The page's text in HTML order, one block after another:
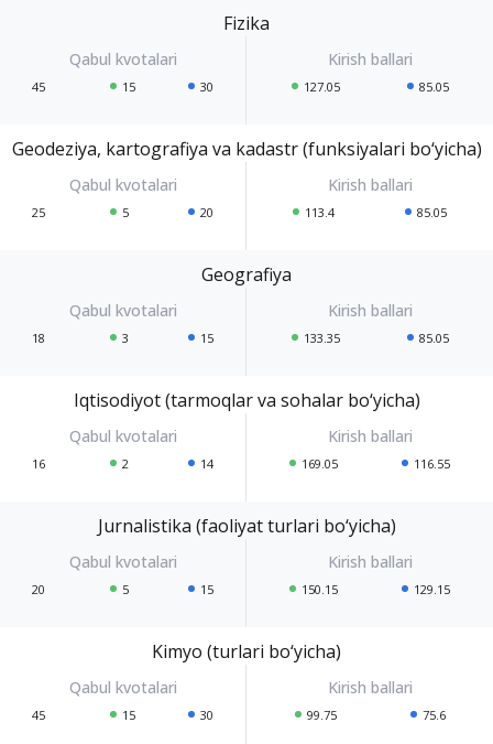
Fizika
45 15 30 127.05 85.05
Geodeziya, kartografiya va kadastr (funksiyalari bo‘yicha)
25 5 20 113.4 85.05
Geografiya
18 3 15 133.35 85.05
Iqtisodiyot (tarmoqlar va sohalar bo‘yicha)
16 2 14 169.05 116.55
Jurnalistika (faoliyat turlari bo‘yicha)
20 5 15 150.15 129.15
Kimyo (turlari bo‘yicha)
45 15 30 99.75 75.6